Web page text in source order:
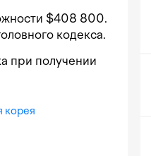
$408 800.
кодекса.
при получении
корея